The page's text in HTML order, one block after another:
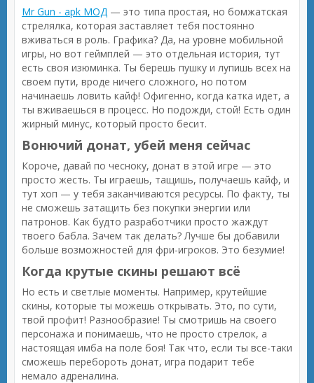
Mr Gun - apk МОД — это типа простая, но бомжатская
стрелялка, которая заставляет тебя постоянно
вживаться в роль. Графика? Да, на уровне мобильной
игры, но вот геймплей — это отдельная история, тут
есть своя изюминка. Ты берешь пушку и лупишь всех на
своем пути, вроде ничего сложного, но потом
начинаешь ловить кайф! Офигенно, когда катка идет, а
ты вживаешься в процесс. Но подожди, стой! Есть один
жирный минус, который просто бесит.
Вонючий донат, убей меня сейчас
Короче, давай по чесноку, донат в этой игре — это
просто жесть. Ты играешь, тащишь, получаешь кайф, и
тут хоп — у тебя заканчиваются ресурсы. По факту, ты
не сможешь затащить без покупки энергии или
патронов. Как будто разработчики просто жаждут
твоего бабла. Зачем так делать? Лучше бы добавили
больше возможностей для фри-игроков. Это безумие!
Когда крутые скины решают всё
Но есть и светлые моменты. Например, крутейшие
скины, которые ты можешь открывать. Это, по сути,
твой профит! Разнообразие! Ты смотришь на своего
персонажа и понимаешь, что не просто стрелок, а
настоящая имба на поле боя! Так что, если ты все-таки
сможешь перебороть донат, игра подарит тебе
немало адреналина.